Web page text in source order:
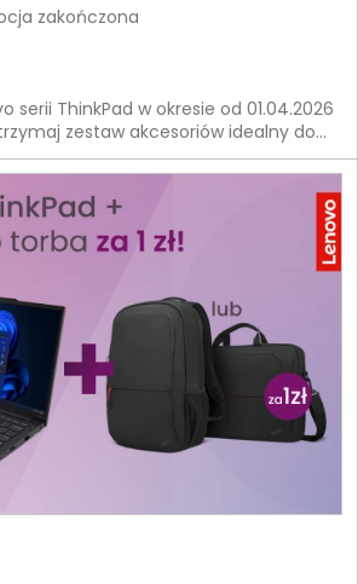
zakończona
serii ThinkPad w okresie od 01.04.2026
zestaw akcesoriów idealny do